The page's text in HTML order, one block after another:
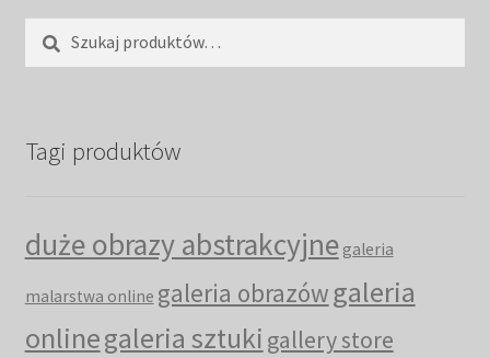
Tagi produktów
duże obrazy abstrakcyjne galeria
malarstwa online galeria obrazów galeria
onlinegaleria sztuki gallery store